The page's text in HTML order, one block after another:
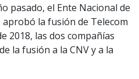
pasado, el Ente Nacional de
aprobó la fusión de Telecom
2018, las dos compañías
la fusión a la CNV y a la